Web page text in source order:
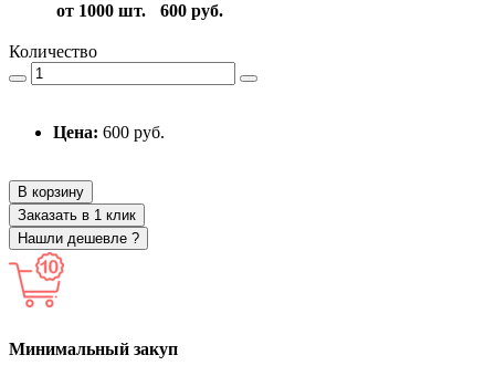
от 1000 шт.
600 руб.
Количество
Цена: 600 руб.
В корзину
Заказать в 1 клик
Нашли дешевле ?
Минимальный закуп